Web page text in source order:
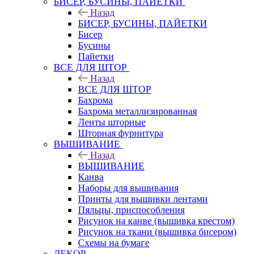
Назад
БИСЕР, БУСИНЫ, ПАЙЕТКИ
Бисер
Бусины
Пайетки
ВСЕ ДЛЯ ШТОР
Назад
ВСЕ ДЛЯ ШТОР
Бахрома
Бахрома металлизированная
Ленты шторные
Шторная фурнитура
ВЫШИВАНИЕ
Назад
ВЫШИВАНИЕ
Канва
Наборы для вышивания
Принты для вышивки лентами
Пяльцы, приспособления
Рисунок на канве (вышивка крестом)
Рисунок на ткани (вышивка бисером)
Схемы на бумаге